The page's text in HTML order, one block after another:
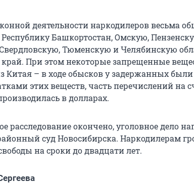
деятельности наркодилеров весьма
Республику Башкортостан, Омскую,
Тюменскую и Челябинскую
При этом некоторые запрещенные
Китая – в ходе обысков у задержанных
этих веществ, часть перечислений на
в долларах.
расследование окончено, уголовное дело
суд Новосибирска. Наркодилерам
на сроки до двадцати лет.